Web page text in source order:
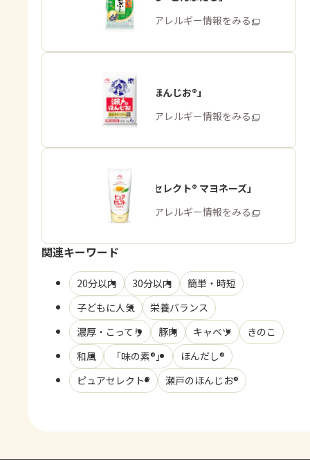
商品・アレルギー情報をみる
「瀬戸のほんじお®」
商品・アレルギー情報をみる
「ピュアセレクト® マヨネーズ」
商品・アレルギー情報をみる
関連キーワード
20分以内 30分以内
簡単・時短
子どもに人気
栄養バランス
濃厚・こってり
豚肉 キャベツ
きのこ
和風
「味の素®」
ほんだし®
ピュアセレクト®
瀬戸のほんじお®